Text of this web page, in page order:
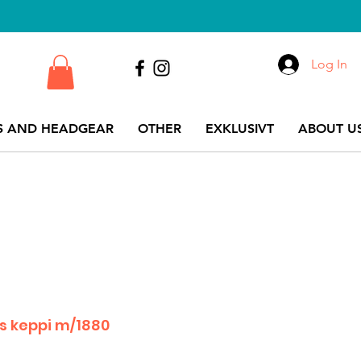
AND HEADGEAR OTHER EXKLUSIVT ABOUT
Log In
m/1880